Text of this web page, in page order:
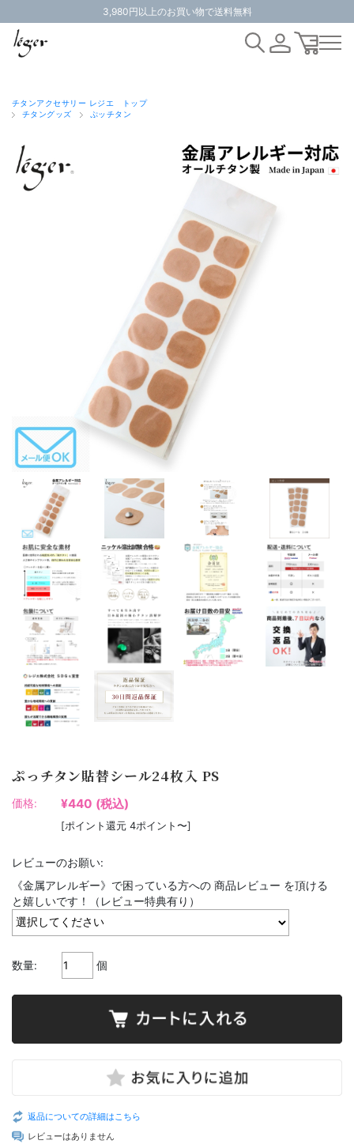
3,980円以上のお買い物で送料無料
チタンアクセサリー レジエ トップ
チタングッズ
ぷッチタン
ぷっチタン貼替シール24枚入 PS
価格: ¥440 (税込)
[ポイント還元 4ポイント〜]
レビューのお願い:
《金属アレルギー》で困っている方への 商品レビュー を頂ける
と嬉しいです！（レビュー特典有り）
数量: 個
返品についての詳細はこちら
レビューはありません